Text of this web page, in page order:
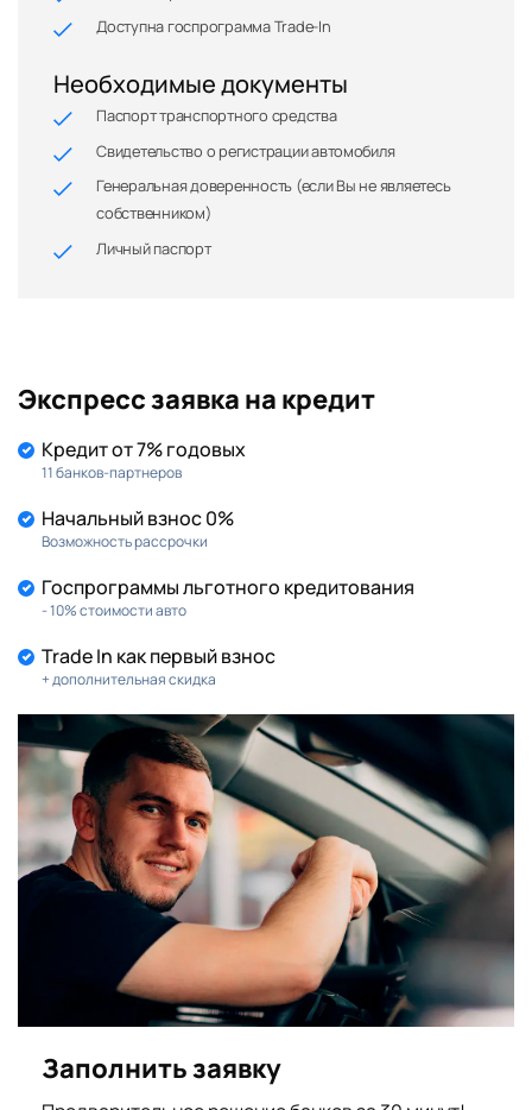
Доступна госпрограмма Trade-In
Необходимые документы
Паспорт транспортного средства
Свидетельство о регистрации автомобиля
Генеральная доверенность (если Вы не являетесь
собственником)
Личный паспорт
Экспресс заявка на кредит
Кредит от 7% годовых
11 банков-партнеров
Начальный взнос 0%
Возможность рассрочки
Госпрограммы льготного кредитования
- 10% стоимости авто
Trade In как первый взнос
+ дополнительная скидка
Заполнить заявку